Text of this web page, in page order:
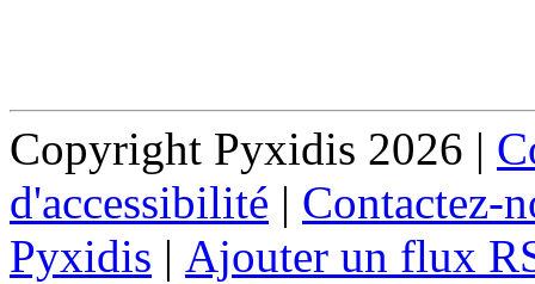
Copyright Pyxidis 2026 |
d'accessibilité | Contactez-
Pyxidis | Ajouter un flux